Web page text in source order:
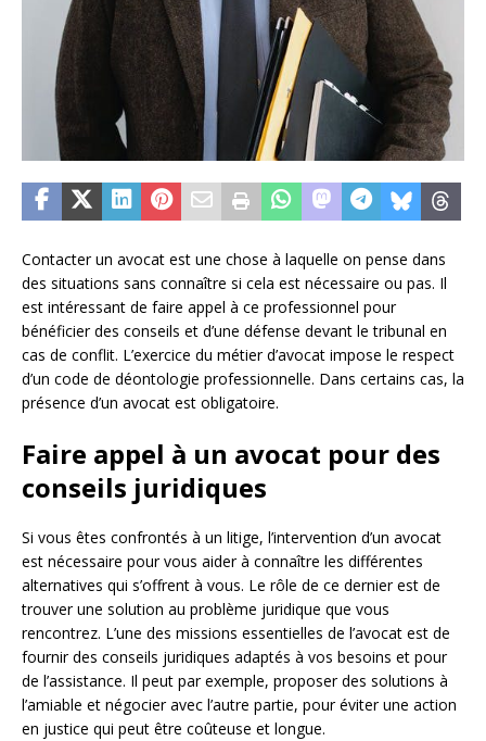
Contacter un avocat est une chose à laquelle on pense dans
des situations sans connaître si cela est nécessaire ou pas. Il
est intéressant de faire appel à ce professionnel pour
bénéficier des conseils et d’une défense devant le tribunal en
cas de conflit. L’exercice du métier d’avocat impose le respect
d’un code de déontologie professionnelle. Dans certains cas, la
présence d’un avocat est obligatoire.
Faire appel à un avocat pour des
conseils juridiques
Si vous êtes confrontés à un litige, l’intervention d’un avocat
est nécessaire pour vous aider à connaître les différentes
alternatives qui s’offrent à vous. Le rôle de ce dernier est de
trouver une solution au problème juridique que vous
rencontrez. L’une des missions essentielles de l’avocat est de
fournir des conseils juridiques adaptés à vos besoins et pour
de l’assistance. Il peut par exemple, proposer des solutions à
l’amiable et négocier avec l’autre partie, pour éviter une action
en justice qui peut être coûteuse et longue.